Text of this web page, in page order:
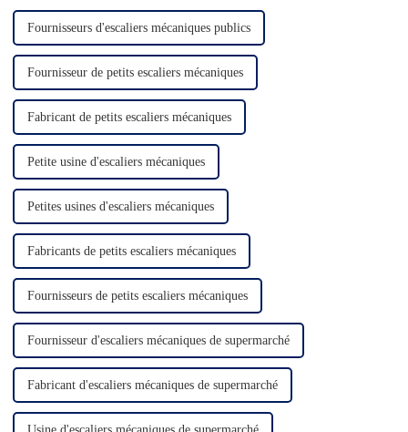
Fournisseurs d'escaliers mécaniques publics
Fournisseur de petits escaliers mécaniques
Fabricant de petits escaliers mécaniques
Petite usine d'escaliers mécaniques
Petites usines d'escaliers mécaniques
Fabricants de petits escaliers mécaniques
Fournisseurs de petits escaliers mécaniques
Fournisseur d'escaliers mécaniques de supermarché
Fabricant d'escaliers mécaniques de supermarché